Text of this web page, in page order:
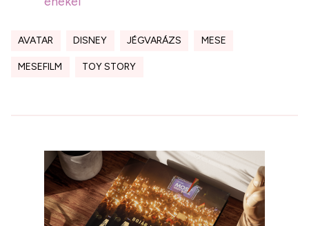
AVATAR DISNEY JÉGVARÁZS MESE
MESEFILM TOY STORY